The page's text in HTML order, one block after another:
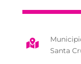

Santa